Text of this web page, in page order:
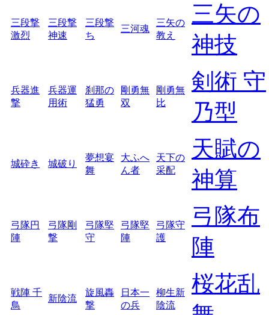
三段撃
激烈
三段撃
神速
三段撃
ち
三河魂
三矢の
教え
三矢の
神技
兵器進
撃
兵器運
用術
刹那の
猛勇
剛勇無
双
剛勇無
比
剣術 守
乃型
城砕き 城破り
夢想宴
舞
大ふへ
ん者
天下の
采配
天賦の
神算
弓隊円
陣
弓隊剛
撃
弓隊堅
守
弓隊堅
陣
弓隊守
護
弓隊布
陣
戦陣 千
鳥
新陰流
旋風轟
撃
日本一
の兵
柳生新
陰流
桜花乱